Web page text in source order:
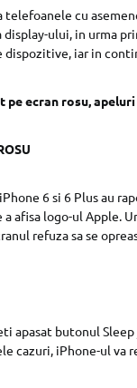
telefoanele cu
ului, in urma
dispozitive, iar in
ecran rosu,
6 si 6 Plus au
afisa logo-ul Apple.
refuza sa se
apasat butonul
cazuri, iPhone-ul va